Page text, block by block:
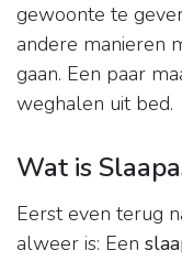
gewoonte te
andere manieren
gaan. Een paar
weghalen uit bed.
Wat is
Eerst even terug
alweer is: Een